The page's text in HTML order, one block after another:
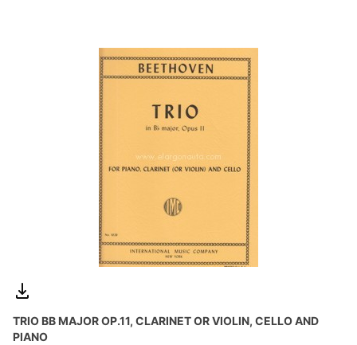
TRIO BB MAJOR OP.11, CLARINET OR VIOLIN, CELLO AND
PIANO